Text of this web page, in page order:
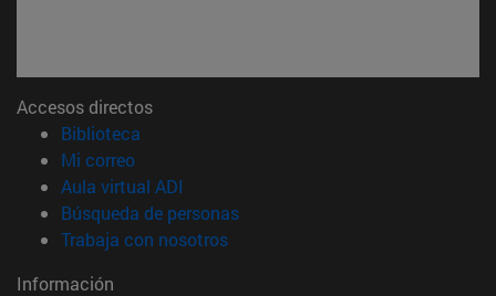
Accesos directos
Biblioteca
Mi correo(abre en nueva ventana)
Aula virtual ADI
Búsqueda de personas(abre en nueva ventana)
Trabaja con nosotros(abre en nueva ventana)
Información